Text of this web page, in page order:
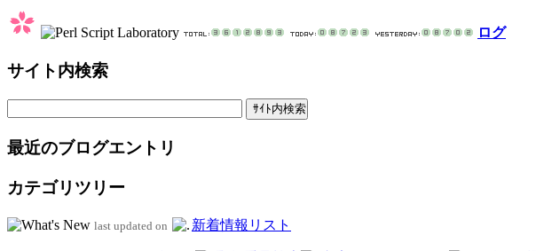
ログ
サイト内検索
最近のブログエントリ
カテゴリツリー
last updated on 新着情報リスト